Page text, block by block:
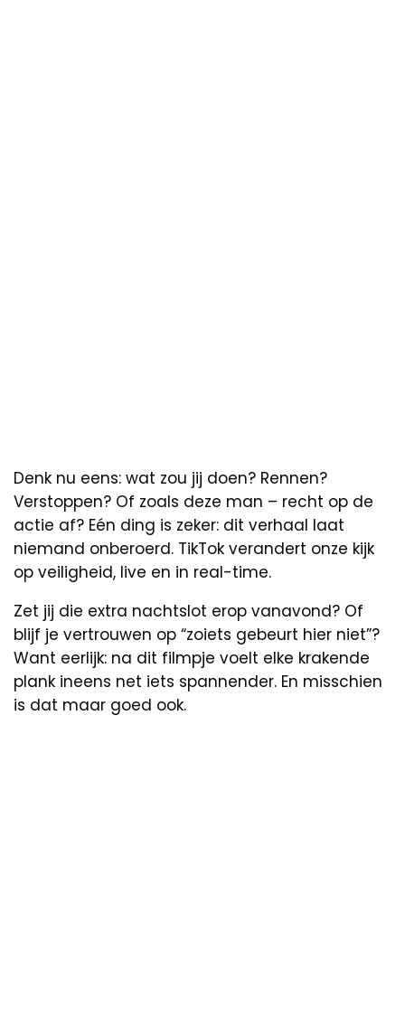
Denk nu eens: wat zou jij doen? Rennen?
Verstoppen? Of zoals deze man – recht op de
actie af? Eén ding is zeker: dit verhaal laat
niemand onberoerd. TikTok verandert onze kijk
op veiligheid, live en in real-time.
Zet jij die extra nachtslot erop vanavond? Of
blijf je vertrouwen op “zoiets gebeurt hier niet”?
Want eerlijk: na dit filmpje voelt elke krakende
plank ineens net iets spannender. En misschien
is dat maar goed ook.